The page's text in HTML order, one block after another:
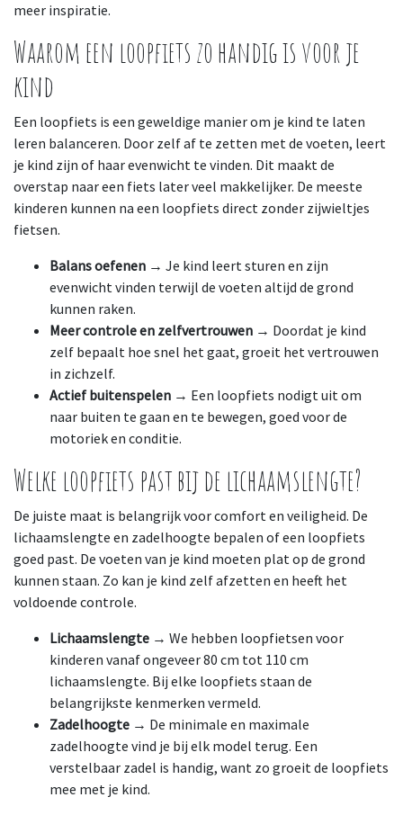
meer inspiratie.
Waarom een loopfiets zo handig is voor je
kind
Een loopfiets is een geweldige manier om je kind te laten
leren balanceren. Door zelf af te zetten met de voeten, leert
je kind zijn of haar evenwicht te vinden. Dit maakt de
overstap naar een fiets later veel makkelijker. De meeste
kinderen kunnen na een loopfiets direct zonder zijwieltjes
fietsen.
Balans oefenen → Je kind leert sturen en zijn
evenwicht vinden terwijl de voeten altijd de grond
kunnen raken.
Meer controle en zelfvertrouwen → Doordat je kind
zelf bepaalt hoe snel het gaat, groeit het vertrouwen
in zichzelf.
Actief buitenspelen → Een loopfiets nodigt uit om
naar buiten te gaan en te bewegen, goed voor de
motoriek en conditie.
Welke loopfiets past bij de lichaamslengte?
De juiste maat is belangrijk voor comfort en veiligheid. De
lichaamslengte en zadelhoogte bepalen of een loopfiets
goed past. De voeten van je kind moeten plat op de grond
kunnen staan. Zo kan je kind zelf afzetten en heeft het
voldoende controle.
Lichaamslengte → We hebben loopfietsen voor
kinderen vanaf ongeveer 80 cm tot 110 cm
lichaamslengte. Bij elke loopfiets staan de
belangrijkste kenmerken vermeld.
Zadelhoogte → De minimale en maximale
zadelhoogte vind je bij elk model terug. Een
verstelbaar zadel is handig, want zo groeit de loopfiets
mee met je kind.